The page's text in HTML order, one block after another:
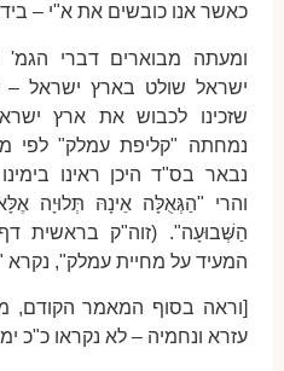
כאשר אנו כובשים את א"י –
ומעתה מבוארים דברי
ישראל שולט בארץ ישראל –
שזכינו לכבוש את ארץ
נמחתה "קליפת עמלק" לפי
נבאר בס"ד היכן ראינו
והרי "הַגְּאֻלָּה אֵינָהּ תְּלוּיָה
הַשְּׁבוּעָה". (זוה"ק בראשית
המעיד על מחיית עמלק", נקרא
[וראה בסוף המאמר הקודם,
עזרא ונחמיה – לא נקראו כ"כ